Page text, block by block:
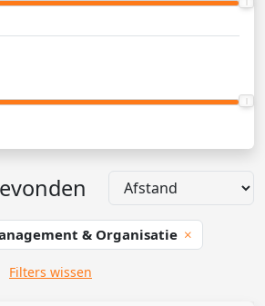
& Organisatie
Filters wissen